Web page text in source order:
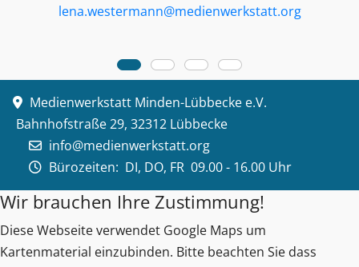
lena.westermann@medienwerkstatt.org
Medienwerkstatt Minden-Lübbecke e.V.
Bahnhofstraße 29, 32312 Lübbecke
info@medienwerkstatt.org
Bürozeiten: DI, DO, FR 09.00 - 16.00 Uhr
Wir brauchen Ihre Zustimmung!
Diese Webseite verwendet Google Maps um
Kartenmaterial einzubinden. Bitte beachten Sie dass